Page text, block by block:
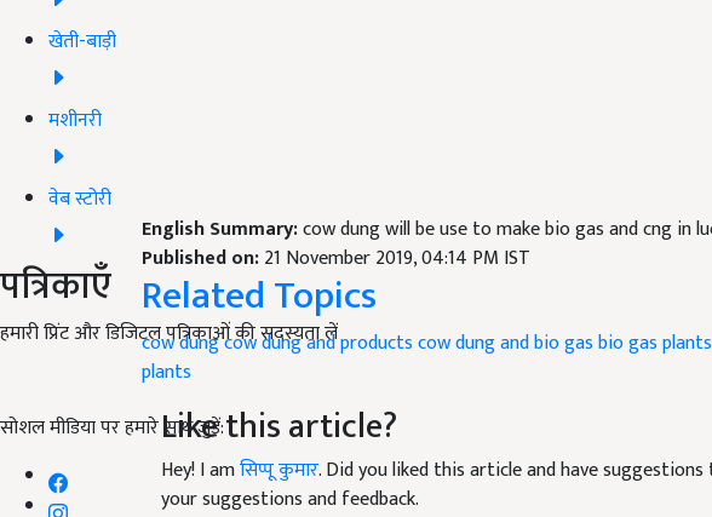
खेती-बाड़ी
मशीनरी
वेब स्टोरी
पत्रिकाएँ
हमारी प्रिंट और डिजिटल पत्रिकाओं की सदस्यता लें
सोशल मीडिया पर हमारे साथ जुड़ें:
English Summary:cow dung will be use to make bio gas and cng in
Published on:21 November 2019, 04:14 PM IST
Related Topics
cow dungcow dung and productscow dung and bio gasbio gas
plants
Like this article?
Hey! I amसिप्पू कुमार. Did you liked this article and have
your suggestions and feedback.